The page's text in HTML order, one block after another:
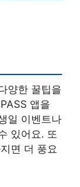
양한 꿀팁을
앱을
일 이벤트나
있어요. 또
면 더 풍요